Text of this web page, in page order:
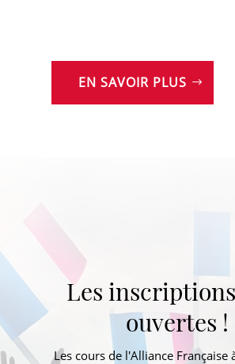
EN SAVOIR PLUS
Les
ouvertes !
Les cours de l'Alliance Française